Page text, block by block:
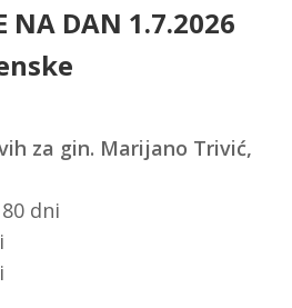
NA DAN 1.7.2026
za gin. Marijano Trivić,
dni